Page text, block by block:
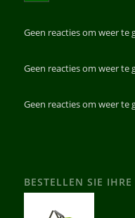
Geen reacties om weer te
Geen reacties om weer te
Geen reacties om weer te
BESTELLEN SIE